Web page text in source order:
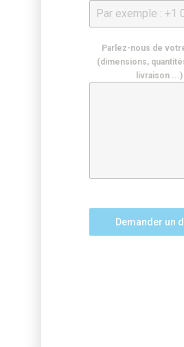
Parlez-nous de
(dimensions,
livraison ...)
Demander un